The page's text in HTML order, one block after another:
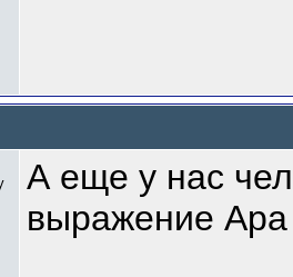
А еще у нас
выражение Ара